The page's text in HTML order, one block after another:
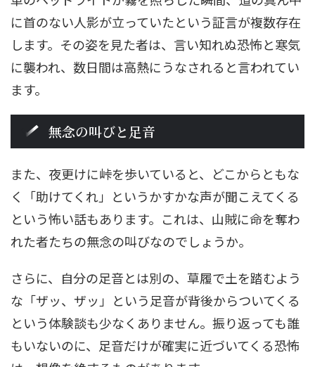
に首のない人影が立っていたという証言が複数存在
します。その姿を見た者は、言い知れぬ恐怖と寒気
に襲われ、数日間は高熱にうなされると言われてい
ます。
無念の叫びと足音
また、夜更けに峠を歩いていると、どこからともな
く「助けてくれ」というかすかな声が聞こえてくる
という怖い話もあります。これは、山賊に命を奪わ
れた者たちの無念の叫びなのでしょうか。
さらに、自分の足音とは別の、草履で土を踏むよう
な「ザッ、ザッ」という足音が背後からついてくる
という体験談も少なくありません。振り返っても誰
もいないのに、足音だけが確実に近づいてくる恐怖